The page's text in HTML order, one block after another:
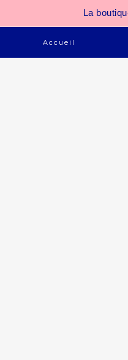
La
Accueil